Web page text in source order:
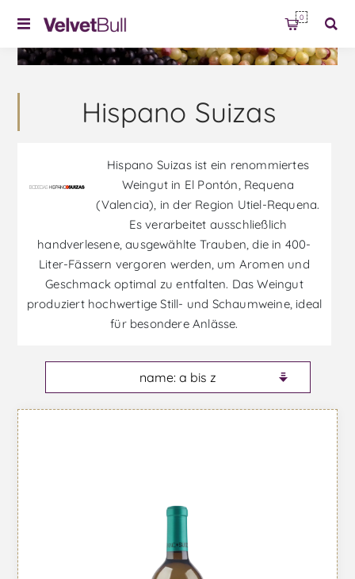
0
Hispano Suizas
Hispano Suizas ist ein renommiertes
Weingut in El Pontón, Requena
(Valencia), in der Region Utiel-Requena.
Es verarbeitet ausschließlich
handverlesene, ausgewählte Trauben, die in 400-
Liter-Fässern vergoren werden, um Aromen und
Geschmack optimal zu entfalten. Das Weingut
produziert hochwertige Still- und Schaumweine, ideal
für besondere Anlässe.